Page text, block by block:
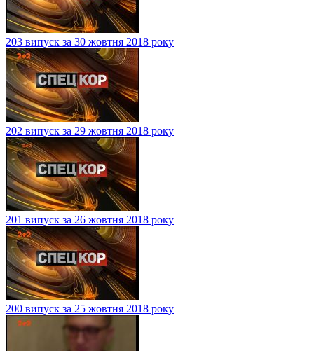
203 випуск за 30 жовтня 2018 року
202 випуск за 29 жовтня 2018 року
201 випуск за 26 жовтня 2018 року
200 випуск за 25 жовтня 2018 року